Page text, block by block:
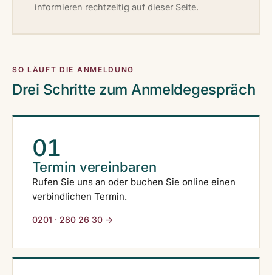
informieren rechtzeitig auf dieser Seite.
SO LÄUFT DIE ANMELDUNG
Drei Schritte zum Anmeldegespräch
01
Termin vereinbaren
Rufen Sie uns an oder buchen Sie online einen
verbindlichen Termin.
0201 · 280 26 30 →